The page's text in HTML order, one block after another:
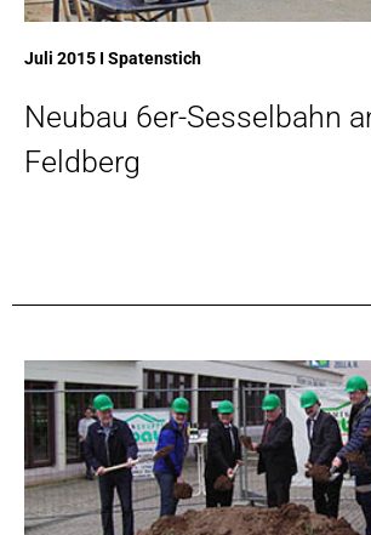
Juli 2015 I Spatenstich
Neubau 6er-Sesselbahn
Feldberg